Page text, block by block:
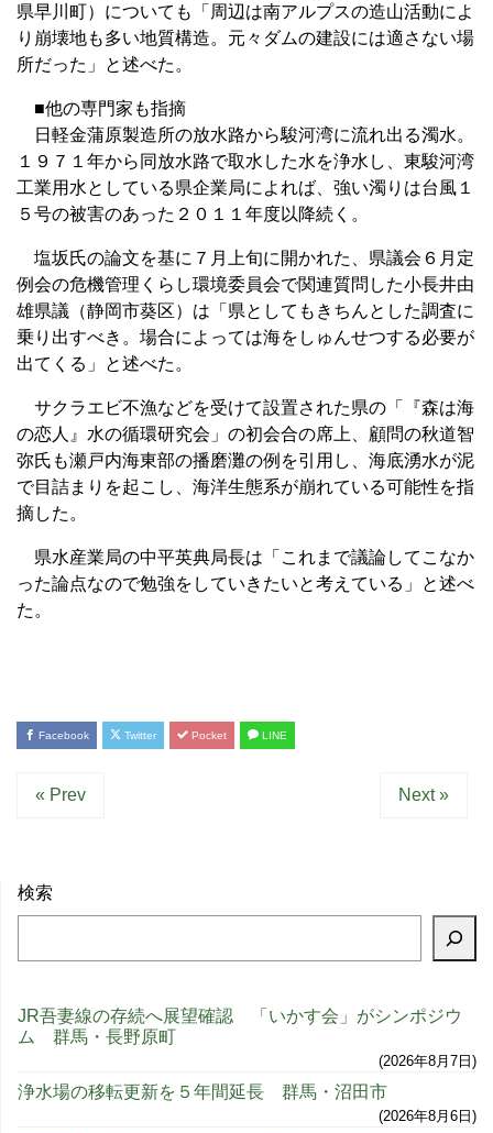
県早川町）についても「周辺は南アルプスの造山活動によ
り崩壊地も多い地質構造。元々ダムの建設には適さない場
所だった」と述べた。
■他の専門家も指摘
日軽金蒲原製造所の放水路から駿河湾に流れ出る濁水。
１９７１年から同放水路で取水した水を浄水し、東駿河湾
工業用水としている県企業局によれば、強い濁りは台風１
５号の被害のあった２０１１年度以降続く。
塩坂氏の論文を基に７月上旬に開かれた、県議会６月定
例会の危機管理くらし環境委員会で関連質問した小長井由
雄県議（静岡市葵区）は「県としてもきちんとした調査に
乗り出すべき。場合によっては海をしゅんせつする必要が
出てくる」と述べた。
サクラエビ不漁などを受けて設置された県の「『森は海
の恋人』水の循環研究会」の初会合の席上、顧問の秋道智
弥氏も瀬戸内海東部の播磨灘の例を引用し、海底湧水が泥
で目詰まりを起こし、海洋生態系が崩れている可能性を指
摘した。
県水産業局の中平英典局長は「これまで議論してこなか
った論点なので勉強をしていきたいと考えている」と述べ
た。
Facebook Twitter Pocket LINE
« Prev Next »
検索
JR吾妻線の存続へ展望確認 「いかす会」がシンポジウ
ム 群馬・長野原町
2026年8月7日
浄水場の移転更新を５年間延長 群馬・沼田市
2026年8月6日